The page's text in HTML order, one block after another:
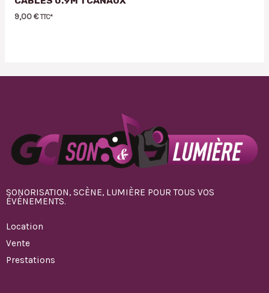
9,00€ TTC*
SONORISATION, SCÈNE, LUMIÈRE POUR TOUS VOS
ÉVÉNEMENTS.
Location
Vente
Prestations